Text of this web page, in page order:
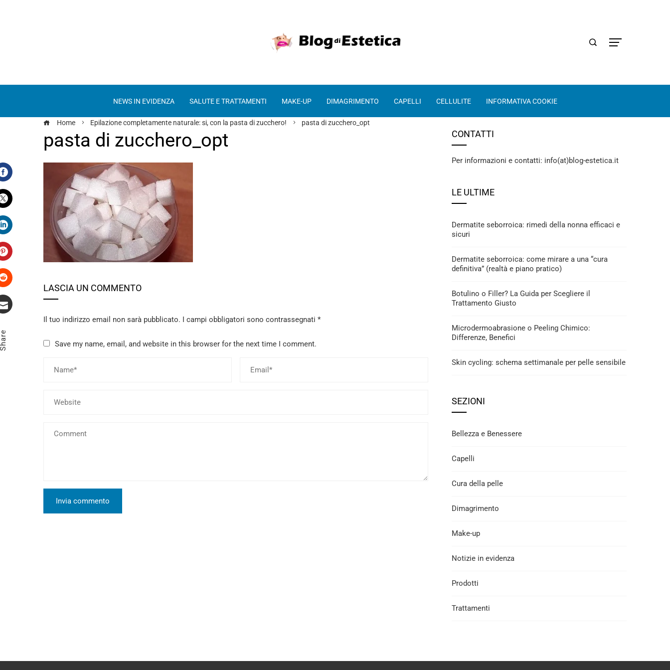
NEWS IN EVIDENZA SALUTE E TRATTAMENTI MAKE-UP DIMAGRIMENTO CAPELLI CELLULITE INFORMATIVA COOKIE
Home Epilazione completamente naturale: si, con la pasta di zucchero! pasta di zucchero_opt
pasta di zucchero_opt
Facebook
Twitter
LinkedIn
Pinterest
Stumbleupon
LASCIA UN COMMENTO
Il tuo indirizzo email non sarà pubblicato. I campi obbligatori sono contrassegnati *
Save my name, email, and website in this browser for the next time I comment.
CONTATTI
Per informazioni e contatti: info(at)blog-estetica.it
LE ULTIME
Dermatite seborroica: rimedi della nonna efficaci e
sicuri
Dermatite seborroica: come mirare a una “cura
definitiva” (realtà e piano pratico)
Botulino o Filler? La Guida per Scegliere il
Trattamento Giusto
Microdermoabrasione o Peeling Chimico:
Differenze, Benefici
Skin cycling: schema settimanale per pelle sensibile
SEZIONI
Bellezza e Benessere
Capelli
Cura della pelle
Dimagrimento
Make-up
Notizie in evidenza
Prodotti
Trattamenti